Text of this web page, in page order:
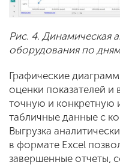
Рис. 4. Динамическая
оборудования по
Графические
оценки показателей и
точную и
табличные данные с
Выгрузка
в формате Excel
завершенные отчеты,